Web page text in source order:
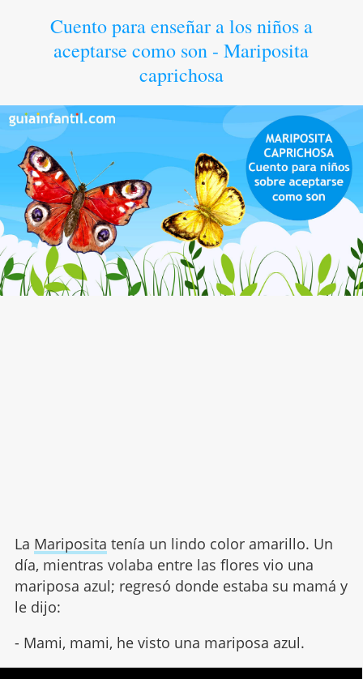
Cuento para enseñar a los niños a
aceptarse como son - Mariposita
caprichosa
La Mariposita tenía un lindo color amarillo. Un
día, mientras volaba entre las flores vio una
mariposa azul; regresó donde estaba su mamá y
le dijo:
- Mami, mami, he visto una mariposa azul.